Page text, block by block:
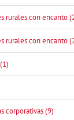
rurales con encanto
rurales con encanto
corporativas (9)